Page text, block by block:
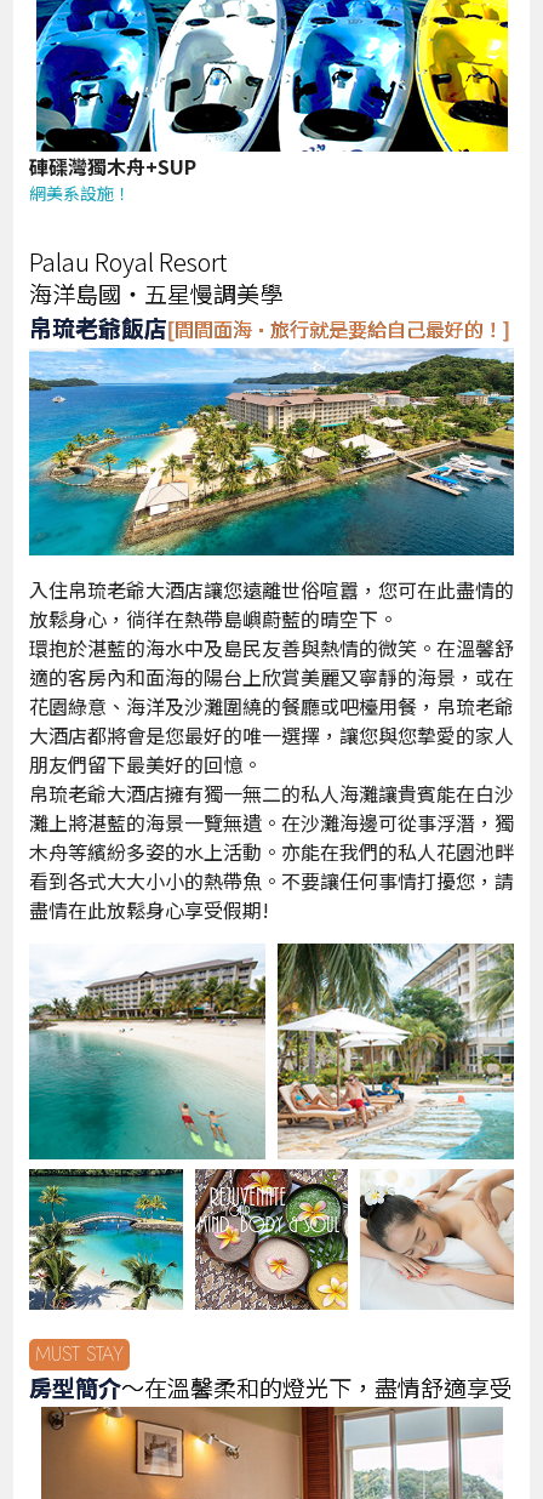
硨磲灣獨木舟+SUP
網美系設施！
Palau Royal Resort
海洋島國‧五星慢調美學
帛琉老爺飯店[間間面海·旅行就是要給自己最好的！]
入住帛琉老爺大酒店讓您遠離世俗喧囂，您可在此盡情的
放鬆身心，徜徉在熱帶島嶼蔚藍的晴空下。
環抱於湛藍的海水中及島民友善與熱情的微笑。在溫馨舒
適的客房內和面海的陽台上欣賞美麗又寧靜的海景，或在
花園綠意、海洋及沙灘圍繞的餐廳或吧檯用餐，帛琉老爺
大酒店都將會是您最好的唯一選擇，讓您與您摯愛的家人
朋友們留下最美好的回憶。
帛琉老爺大酒店擁有獨一無二的私人海灘讓貴賓能在白沙
灘上將湛藍的海景一覽無遺。在沙灘海邊可從事浮潛，獨
木舟等繽紛多姿的水上活動。亦能在我們的私人花園池畔
看到各式大大小小的熱帶魚。不要讓任何事情打擾您，請
盡情在此放鬆身心享受假期!
MUST STAY
房型簡介～在溫馨柔和的燈光下，盡情舒適享受